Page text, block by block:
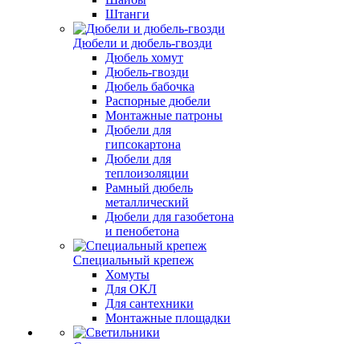
Штанги
Дюбели и дюбель-гвозди
Дюбель хомут
Дюбель-гвозди
Дюбель бабочка
Распорные дюбели
Монтажные патроны
Дюбели для
гипсокартона
Дюбели для
теплоизоляции
Рамный дюбель
металлический
Дюбели для газобетона
и пенобетона
Специальный крепеж
Хомуты
Для ОКЛ
Для сантехники
Монтажные площадки